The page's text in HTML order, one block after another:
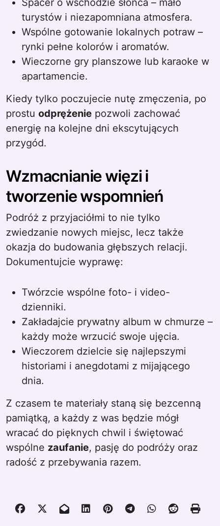
Spacer o wschodzie słońca – mało
turystów i niezapomniana atmosfera.
Wspólne gotowanie lokalnych potraw –
rynki pełne kolorów i aromatów.
Wieczorne gry planszowe lub karaoke w
apartamencie.
Kiedy tylko poczujecie nutę zmęczenia, po
prostu odprężenie pozwoli zachować
energię na kolejne dni ekscytujących
przygód.
Wzmacnianie więzi i
tworzenie wspomnień
Podróż z przyjaciółmi to nie tylko
zwiedzanie nowych miejsc, lecz także
okazja do budowania głębszych relacji.
Dokumentujcie wyprawę:
Twórzcie wspólne foto- i video-
dzienniki.
Zakładajcie prywatny album w chmurze –
każdy może wrzucić swoje ujęcia.
Wieczorem dzielcie się najlepszymi
historiami i anegdotami z mijającego
dnia.
Z czasem te materiały staną się bezcenną
pamiątką, a każdy z was będzie mógł
wracać do pięknych chwil i świętować
wspólne zaufanie, pasję do podróży oraz
radość z przebywania razem.